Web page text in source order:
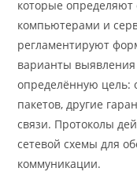
которые
компьютерами и
регламентируют
варианты
определённую цель:
пакетов, другие
связи. Протоколы
сетевой схемы для
коммуникации.